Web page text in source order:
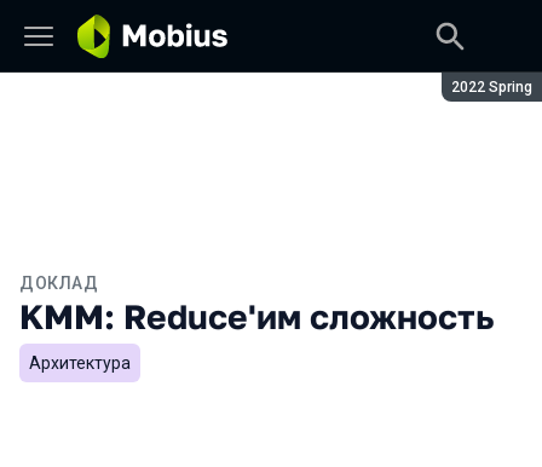
Сезон:
2022 Spring
ДОКЛАД
KMM: Reduce'им сложность
Архитектура